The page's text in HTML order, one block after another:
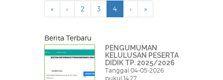
« ‹ 2 3 4 › »
Berita Terbaru
PENGUMUMAN
KELULUSAN PESERTA
DIDIK TP. 2025/2026
Tanggal 04-05-2026
pukul 14:27